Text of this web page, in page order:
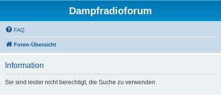
Dampfradioforum
FAQ
Foren-Übersicht
Information
Sie sind leider nicht berechtigt, die Suche zu verwenden.